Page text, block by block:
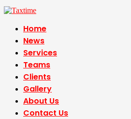
Home
News
Services
Teams
Clients
Gallery
About Us
Contact Us